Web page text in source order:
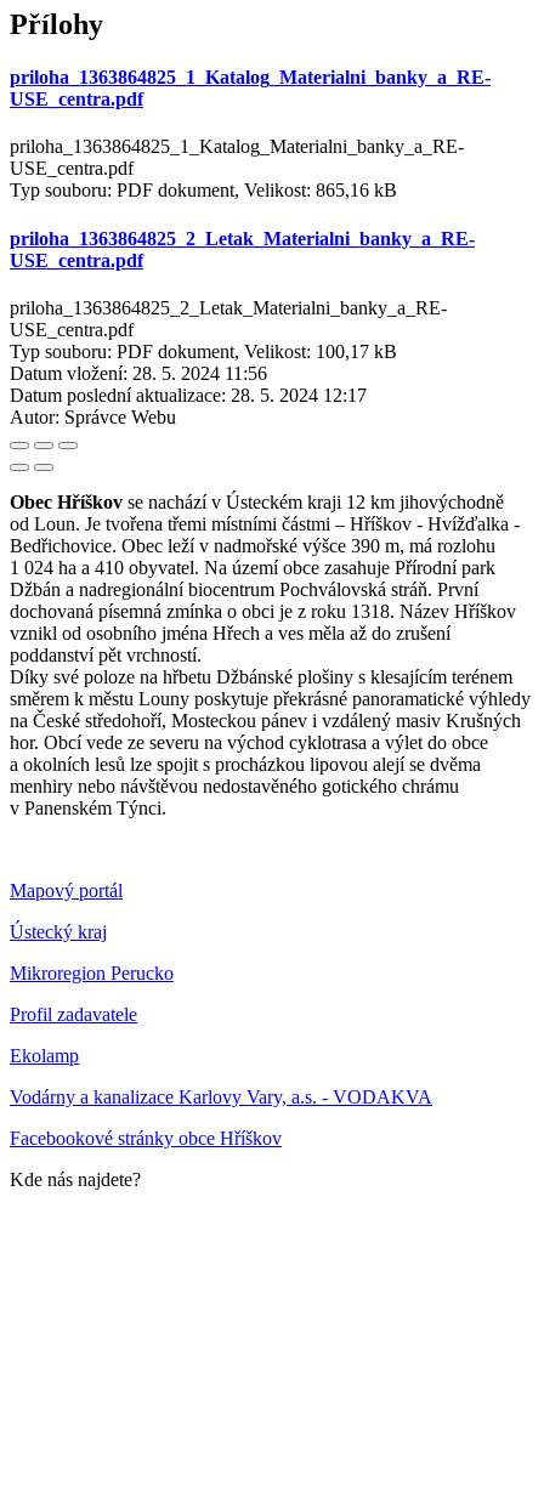
Přílohy
priloha_1363864825_1_Katalog_Materialni_banky_a_RE-
USE_centra.pdf
priloha_1363864825_1_Katalog_Materialni_banky_a_RE-
USE_centra.pdf
Typ souboru: PDF dokument, Velikost: 865,16 kB
priloha_1363864825_2_Letak_Materialni_banky_a_RE-
USE_centra.pdf
priloha_1363864825_2_Letak_Materialni_banky_a_RE-
USE_centra.pdf
Typ souboru: PDF dokument, Velikost: 100,17 kB
Datum vložení: 28. 5. 2024 11:56
Datum poslední aktualizace: 28. 5. 2024 12:17
Autor: Správce Webu
Obec Hříškov se nachází v Ústeckém kraji 12 km jihovýchodně
od Loun. Je tvořena třemi místními částmi – Hříškov - Hvížďalka -
Bedřichovice. Obec leží v nadmořské výšce 390 m, má rozlohu
1 024 ha a 410 obyvatel. Na území obce zasahuje Přírodní park
Džbán a nadregionální biocentrum Pochválovská stráň. První
dochovaná písemná zmínka o obci je z roku 1318. Název Hříškov
vznikl od osobního jména Hřech a ves měla až do zrušení
poddanství pět vrchností.
Díky své poloze na hřbetu Džbánské plošiny s klesajícím terénem
směrem k městu Louny poskytuje překrásné panoramatické výhledy
na České středohoří, Mosteckou pánev i vzdálený masiv Krušných
hor. Obcí vede ze severu na východ cyklotrasa a výlet do obce
a okolních lesů lze spojit s procházkou lipovou alejí se dvěma
menhiry nebo návštěvou nedostavěného gotického chrámu
v Panenském Týnci.
Mapový portál
Ústecký kraj
Mikroregion Perucko
Profil zadavatele
Ekolamp
Vodárny a kanalizace Karlovy Vary, a.s. - VODAKVA
Facebookové stránky obce Hříškov
Kde nás najdete?